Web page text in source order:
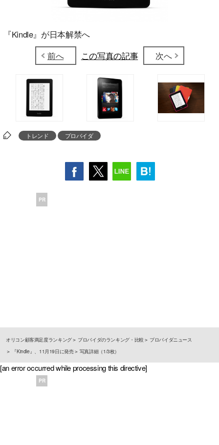
『Kindle』が日本解禁へ
前へ
この写真の記事 次へ
トレンド プロバイダ
PR
オリコン顧客満足度ランキング プロバイダのランキング・比較
プロバイダニュース
『Kindle』、11月19日に発売
写真詳細（1/3枚）
[an error occurred while processing this directive]
PR